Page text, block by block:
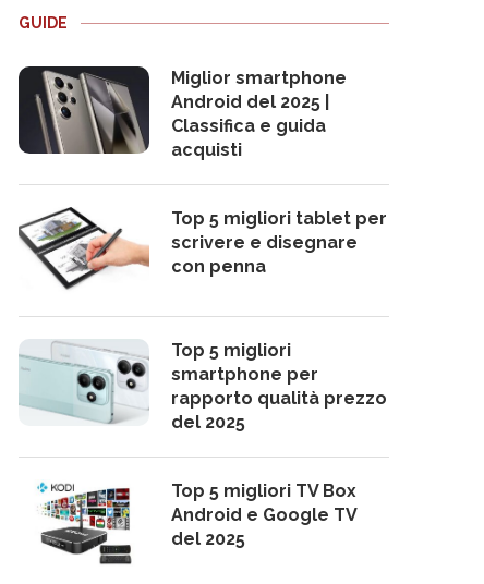
GUIDE
Miglior smartphone
Android del 2025 |
Classifica e guida
acquisti
Top 5 migliori tablet per
scrivere e disegnare
con penna
Top 5 migliori
smartphone per
rapporto qualità prezzo
del 2025
Top 5 migliori TV Box
Android e Google TV
del 2025